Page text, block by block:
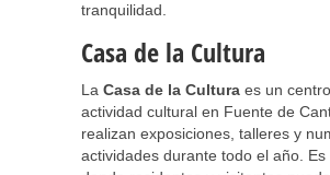
tranquilidad.
Casa de la Cultura
La Casa de la Cultura es un
actividad cultural en Fuente de
realizan exposiciones, talleres y
actividades durante todo el año. Es